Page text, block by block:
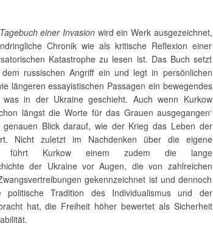
Tagebuch einer Invasion wird ein Werk ausgezeichnet,
Chronik wie als kritische Reflexion einer
Katastrophe zu lesen ist. Das Buch setzt
russischen Angriff ein und legt in persönlichen
längeren essayistischen Passagen ein bewegendes
in der Ukraine geschieht. Auch wenn Kurkow
längst die Worte für das Grauen ausgegangen‘
Blick darauf, wie der Krieg das Leben der
Nicht zuletzt im Nachdenken über die eigene
führt Kurkow einem zudem die lange
der Ukraine vor Augen, die von zahlreichen
gekennzeichnet ist und dennoch
politische Tradition des Individualismus und der
hat, die Freiheit höher bewertet als Sicherheit